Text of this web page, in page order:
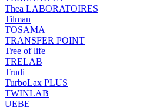
Thea LABORATOIRES
Tilman
TOSAMA
TRANSFER POINT
Tree of life
TRELAB
Trudi
TurboLax PLUS
TWINLAB
UEBE